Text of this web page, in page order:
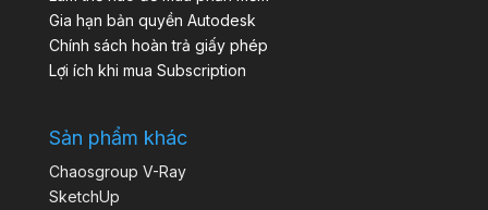
Gia hạn bản quyền Autodesk
Chính sách hoàn trả giấy phép
Lợi ích khi mua Subscription
Sản phẩm khác
Chaosgroup V-Ray
SketchUp